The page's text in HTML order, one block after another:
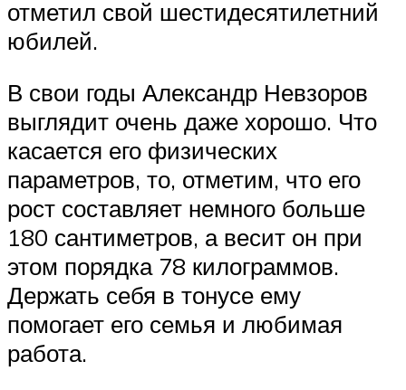
отметил свой шестидесятилетний
юбилей.
В свои годы Александр Невзоров
выглядит очень даже хорошо. Что
касается его физических
параметров, то, отметим, что его
рост составляет немного больше
180 сантиметров, а весит он при
этом порядка 78 килограммов.
Держать себя в тонусе ему
помогает его семья и любимая
работа.